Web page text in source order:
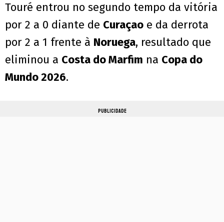
Touré entrou no segundo tempo da vitória
por 2 a 0 diante de Curaçao e da derrota
por 2 a 1 frente à Noruega, resultado que
eliminou a Costa do Marfim na Copa do
Mundo 2026.
PUBLICIDADE